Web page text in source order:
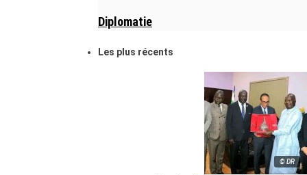
Diplomatie
Les plus récents
© DR